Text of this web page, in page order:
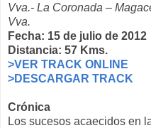
Vva.- La Coronada –
Vva.
Fecha: 15 de julio de 2012
Distancia: 57 Kms.
>VER TRACK ONLINE
>DESCARGAR TRACK
Crónica
Los sucesos acaecidos en